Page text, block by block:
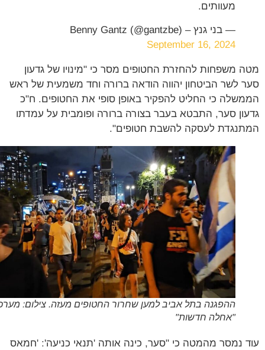
מעוותים.
— בני גנץ – Benny Gantz (@gantzbe)
September 16, 2024
משפחות להחזרת החטופים מסר כי "מינויו של גדעון
לשר הביטחון יהווה הודאה ברורה וחד משמעית של ראש
כי החליט להפקיר באופן סופי את החטופים. ח"כ
סער, התבטא בעבר בצורה ברורה ופומבית על עמדתו
לעסקה להשבת חטופים".
ההפגנה בתל אביב למען שחרור החטופים מעזה. צילום: מערכת
"אחלה חדשות"
נמסר מהמטה כי "סער, כינה אותה 'תנאי כניעה': 'חמאס